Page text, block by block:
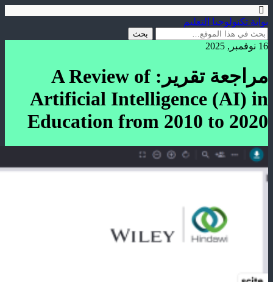
بوابة تكنولوجيا التعليم
16 نوفمبر, 2025
مراجعة تقرير: A Review of
Artificial Intelligence (AI) in
Education from 2010 to 2020